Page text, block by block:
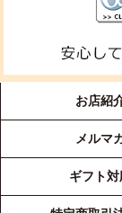
お店紹
メルマ
ギフト対